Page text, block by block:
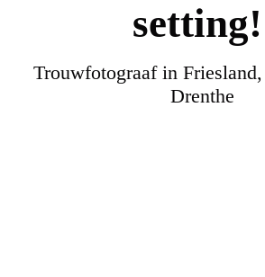
setting!
Trouwfotograaf in
Drenthe